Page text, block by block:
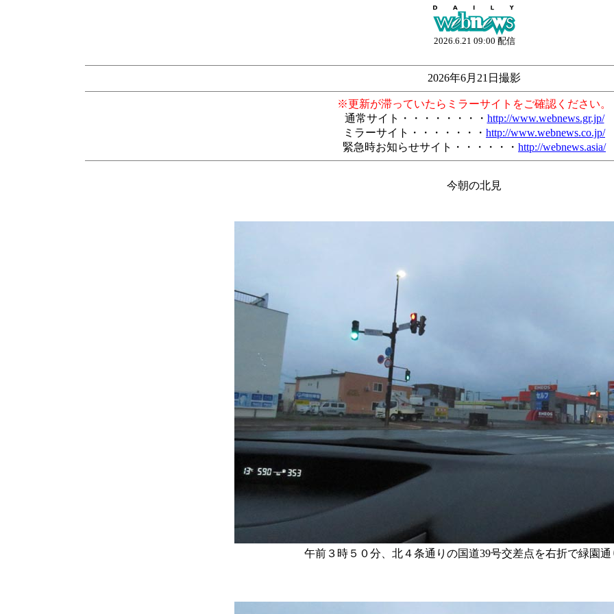
2026.6.21 09:00 配信
2026年6月21日撮影
※更新が滞っていたらミラーサイトをご確認ください。
通常サイト・・・・・・・・ http://www.webnews.gr.jp/
ミラーサイト・・・・・・・ http://www.webnews.co.jp/
緊急時お知らせサイト・・・・・・ http://webnews.asia/
今朝の北見
午前３時５０分、北４条通りの国道39号交差点を右折で緑園通